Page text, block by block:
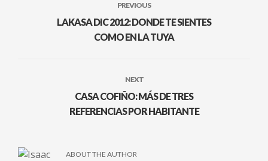
PREVIOUS
LAKASA DIC 2012: DONDE TE SIENTES
COMO EN LA TUYA
NEXT
CASA COFIÑO: MÁS DE TRES
REFERENCIAS POR HABITANTE
ABOUT THE AUTHOR